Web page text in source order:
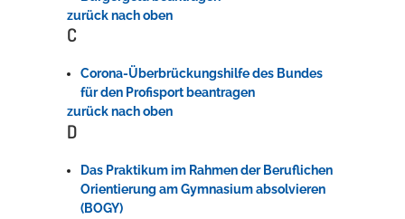
zurück nach oben
C
Corona-Überbrückungshilfe des Bundes
für den Profisport beantragen
zurück nach oben
D
Das Praktikum im Rahmen der Beruflichen
Orientierung am Gymnasium absolvieren
(BOGY)